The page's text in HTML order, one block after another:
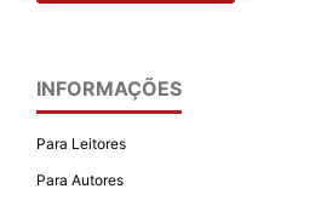
INFORMAÇÕES
Para Leitores
Para Autores